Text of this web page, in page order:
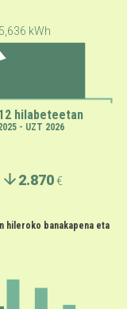
hilabeteetan
- UZT 2026
kWh
2.870€
hileroko banakapena eta